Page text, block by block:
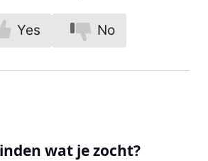
Yes No
wat je zocht?